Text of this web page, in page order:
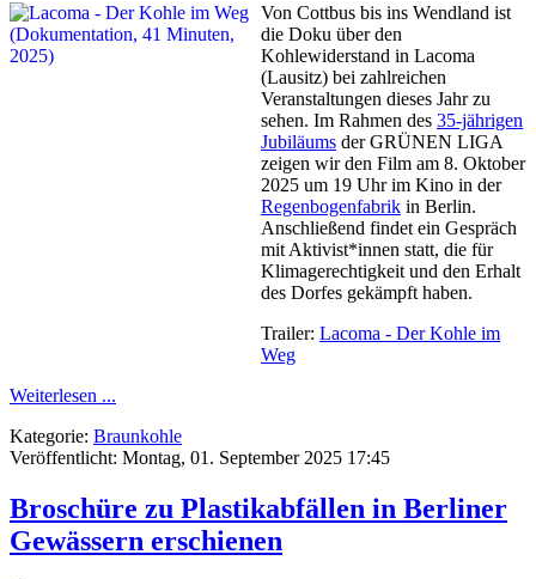
Von Cottbus bis ins Wendland ist
die Doku über den
Kohlewiderstand in Lacoma
(Lausitz) bei zahlreichen
Veranstaltungen dieses Jahr zu
sehen. Im Rahmen des 35-jährigen
Jubiläums der GRÜNEN LIGA
zeigen wir den Film am 8. Oktober
2025 um 19 Uhr im Kino in der
Regenbogenfabrik in Berlin.
Anschließend findet ein Gespräch
mit Aktivist*innen statt, die für
Klimagerechtigkeit und den Erhalt
des Dorfes gekämpft haben.
Trailer: Lacoma - Der Kohle im
Weg
Weiterlesen ...
Kategorie: Braunkohle
Veröffentlicht: Montag, 01. September 2025 17:45
Broschüre zu Plastikabfällen in Berliner
Gewässern erschienen